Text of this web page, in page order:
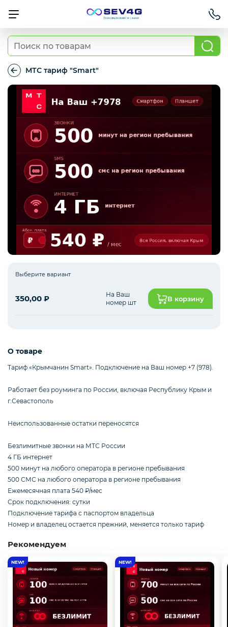
Тарифы
Приставки
Умный дом
Для Автомобиля
Мобильные аксессуары
Для бизнеса
Электроника
Комплектующие ПК
3D
МТС тариф "Smart"
МТС
тариф
"Smart"
Выберите вариант
350,00 ₽
На Ваш
номер шт
В корзину
О товаре
Тариф «Крымчанин Smart». Подключение на Ваш номер +7 (978).
Работает без роуминга по России, включая Республику Крым и
г.Севастополь
Неиспользованные остатки переносятся
Безлимитные звонки на МТС России
4 ГБ интернет
500 минут на любого оператора в регионе пребывания
500 СМС на любого оператора в регионе пребывания
Ежемесячная плата 540 ₽/мес
Срок подключения: сутки
Подключение тарифа с паспортом владельца
Номер и владелец остается прежний, меняется только тариф
Рекомендуем